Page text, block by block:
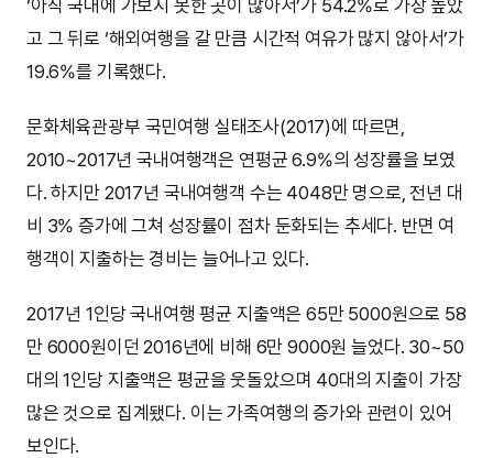
‘아직 국내에 가보지 못한 곳이 많아서’가 54.2%로 가장 높았
고 그 뒤로 ‘해외여행을 갈 만큼 시간적 여유가 많지 않아서’가
19.6%를 기록했다.
문화체육관광부 국민여행 실태조사(2017)에 따르면,
2010~2017년 국내여행객은 연평균 6.9%의 성장률을 보였
다. 하지만 2017년 국내여행객 수는 4048만 명으로, 전년 대
비 3% 증가에 그쳐 성장률이 점차 둔화되는 추세다. 반면 여
행객이 지출하는 경비는 늘어나고 있다.
2017년 1인당 국내여행 평균 지출액은 65만 5000원으로 58
만 6000원이던 2016년에 비해 6만 9000원 늘었다. 30~50
대의 1인당 지출액은 평균을 웃돌았으며 40대의 지출이 가장
많은 것으로 집계됐다. 이는 가족여행의 증가와 관련이 있어
보인다.